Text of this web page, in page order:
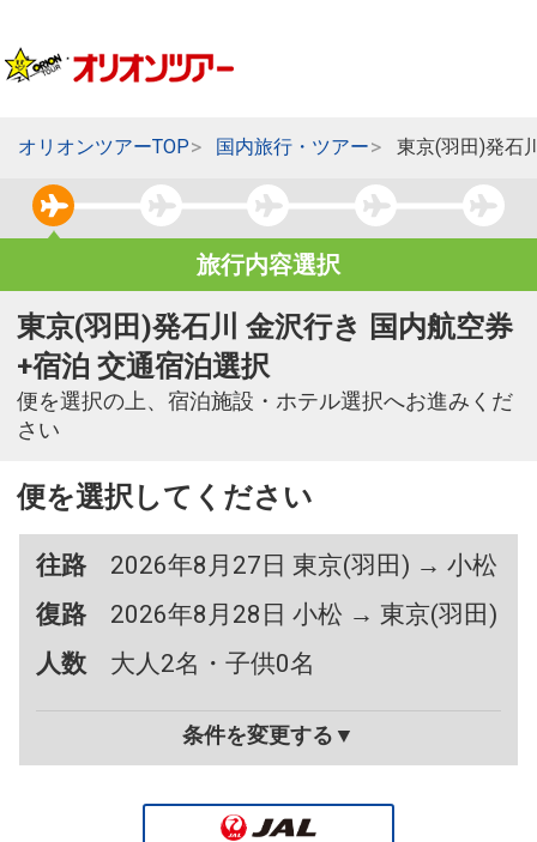
オリオンツアーTOP 国内旅行・ツアー 東京(羽田)発石
旅行内容選択
東京(羽田)発石川 金沢行き 国内航空券
+宿泊 交通宿泊選択
便を選択の上、宿泊施設・ホテル選択へお進みくだ
さい
便を選択してください
往路
2026年8月27日 東京(羽田) → 小松
復路
2026年8月28日 小松 → 東京(羽田)
人数
大人2名・子供0名
条件を変更する▼